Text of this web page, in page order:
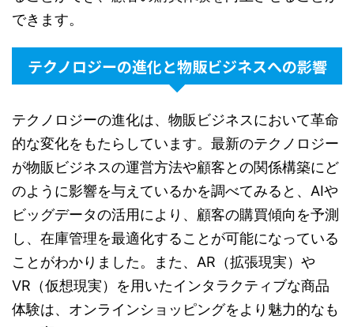
できます。
テクノロジーの進化と物販ビジネスへの影響
テクノロジーの進化は、物販ビジネスにおいて革命
的な変化をもたらしています。最新のテクノロジー
が物販ビジネスの運営方法や顧客との関係構築にど
のように影響を与えているかを調べてみると、AIや
ビッグデータの活用により、顧客の購買傾向を予測
し、在庫管理を最適化することが可能になっている
ことがわかりました。また、AR（拡張現実）や
VR（仮想現実）を用いたインタラクティブな商品
体験は、オンラインショッピングをより魅力的なも